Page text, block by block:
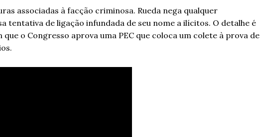
associadas à facção criminosa. Rueda nega qualquer
tentativa de ligação infundada de seu nome a ilícitos. O detalhe é
o Congresso aprova uma PEC que coloca um colete à prova de